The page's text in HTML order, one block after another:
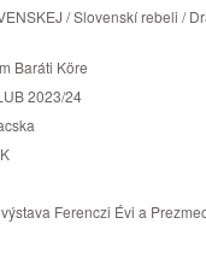
/ Slovenskí rebeli /
Baráti Köre
2023/24
Ferenczi Évi a